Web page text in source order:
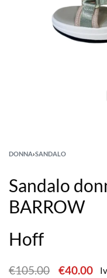
DONNA›SANDALO
Sandalo
BARROW
Hoff
€105.00 €40.00